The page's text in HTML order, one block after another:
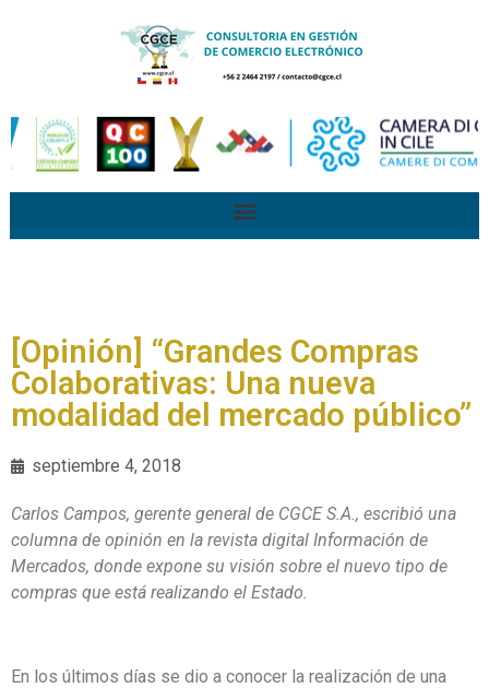
[Opinión] “Grandes Compras
Colaborativas: Una nueva
modalidad del mercado público”
septiembre 4, 2018
Carlos Campos, gerente general de CGCE S.A., escribió una
columna de opinión en la revista digital Información de
Mercados, donde expone su visión sobre el nuevo tipo de
compras que está realizando el Estado.
En los últimos días se dio a conocer la realización de una